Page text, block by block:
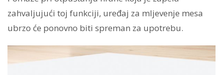
zahvaljujući toj funkciji, uređaj za mljevenje mesa
ubrzo će ponovno biti spreman za upotrebu.